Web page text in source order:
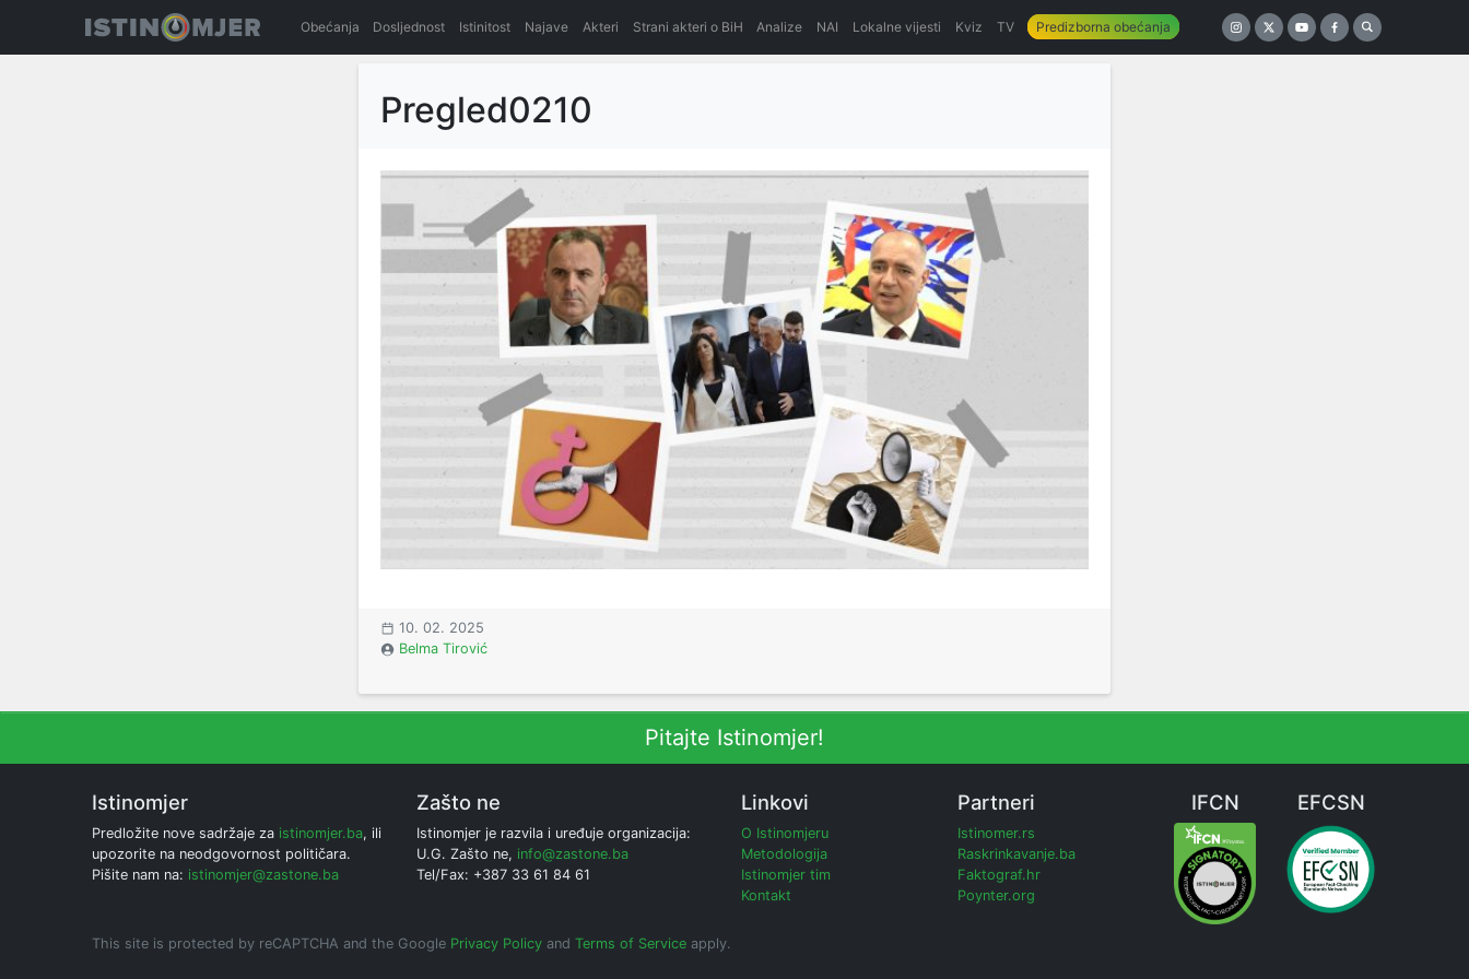
Obećanja Dosljednost Istinitost Najave Akteri Strani akteri o BiH Analize NAI Lokalne vijesti Kviz TV Predizborna obećanja
Pregled0210
10. 02. 2025
Belma Tirović
Pitajte Istinomjer!
Istinomjer
Predložite nove sadržaje za istinomjer.ba, ili
upozorite na neodgovornost političara.
Pišite nam na: istinomjer@zastone.ba
Zašto ne
Istinomjer je razvila i uređuje organizacija:
U.G. Zašto ne, info@zastone.ba
Tel/Fax: +387 33 61 84 61
Linkovi
O Istinomjeru
Metodologija
Istinomjer tim
Kontakt
Partneri
Istinomer.rs
Raskrinkavanje.ba
Faktograf.hr
Poynter.org
IFCN EFCSN
This site is protected by reCAPTCHA and the Google Privacy Policy and Terms of Service apply.